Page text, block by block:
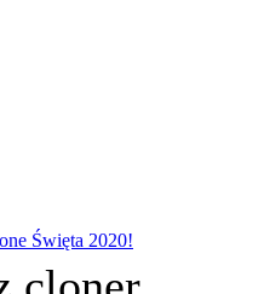
Święta 2020!